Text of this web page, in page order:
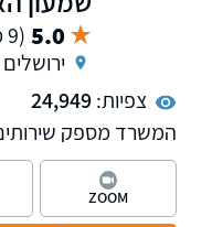
5.0 (9 ממליצים)
ירושלים
צפיות:24,949
המשרד מספק
ועוסק במקרקעין,
מסחרי, צוואות
ופשיטות רגל.
ZOOM